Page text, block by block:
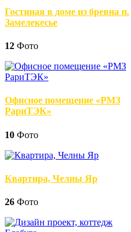
Гостиная в доме из бревна п.
Замелекесье
12 Фото
Офисное помещение «РМЗ
РариТЭК»
10 Фото
Квартира, Челны Яр
26 Фото